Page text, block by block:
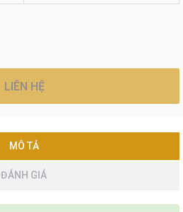
LIÊN HỆ
MÔ TẢ
ĐÁNH GIÁ